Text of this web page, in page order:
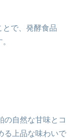
とで、発酵食品
の自然な甘味とコ
る上品な味わいで